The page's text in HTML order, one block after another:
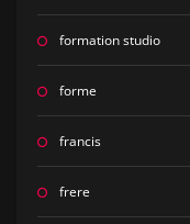
formation studio
forme
francis
frere